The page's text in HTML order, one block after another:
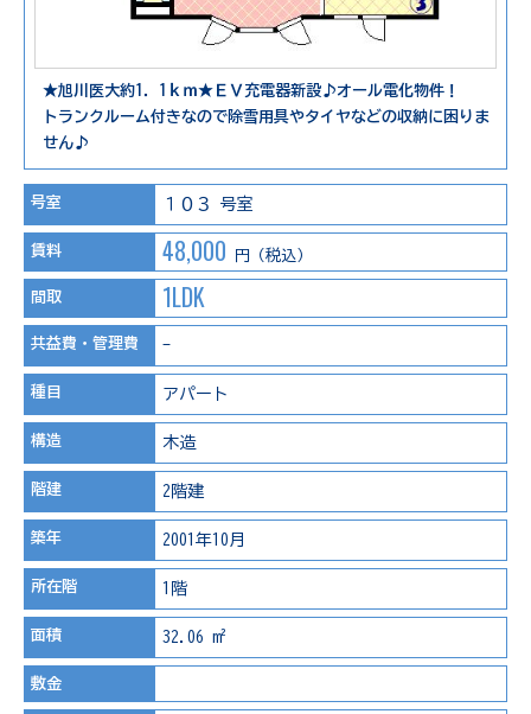
★旭川医大約1．1ｋｍ★ＥＶ充電器新設♪オール電化物件！
トランクルーム付きなので除雪用具やタイヤなどの収納に困りま
せん♪
号室 １０３ 号室
賃料 48,000 円（税込）
間取 1LDK
共益費・管理費 -
種目 アパート
構造 木造
階建 2階建
築年 2001年10月
所在階 1階
面積 32.06 m²
敷金